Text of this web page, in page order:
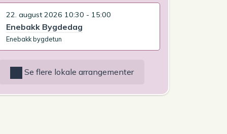
22. august 2026 10:30 - 15:00
Enebakk Bygdedag
Enebakk bygdetun
Se flere lokale arrangementer